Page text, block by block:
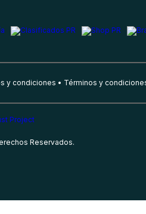
y condiciones Términos y
Reservados.